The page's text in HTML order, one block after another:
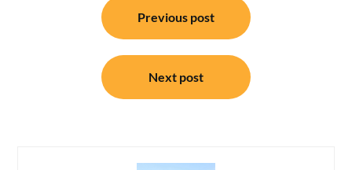
Previous post
Next post